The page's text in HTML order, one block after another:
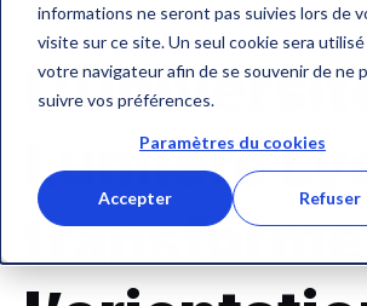
informations ne seront pas suivies lors de
visite sur ce site. Un seul cookie sera utilisé
votre navigateur afin de se souvenir de ne
suivre vos préférences.
Paramètres du cookies
Accepter Refuser
Références Témoignages
Lumière
transforme